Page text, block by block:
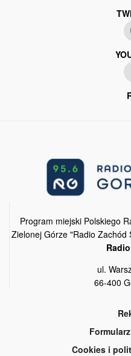
Program miejski Polskiego
Zielonej Górze "Radio Zachód
ul.
66-400
Cookies i